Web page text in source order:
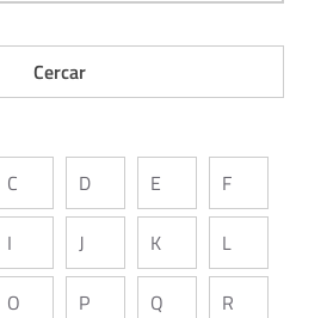
C D E F
I J K L
O P Q R